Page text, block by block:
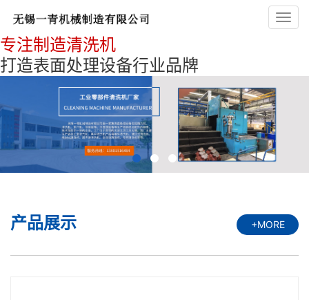
专注制造清洗机
打造表面处理设备行业品牌
产品展示 +MORE